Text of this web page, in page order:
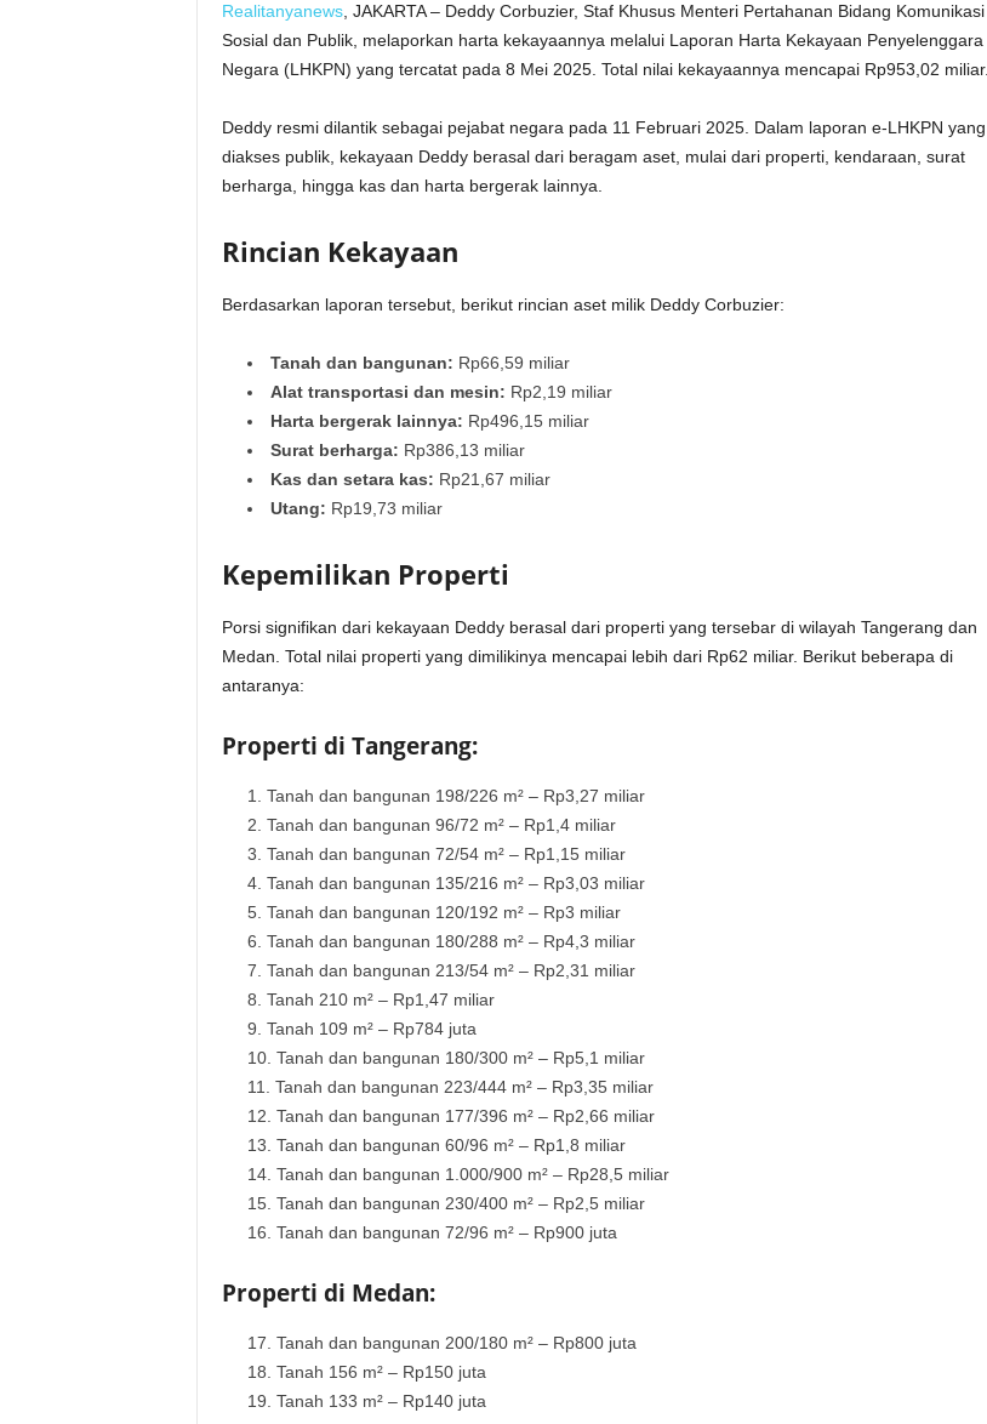
Realitanyanews, JAKARTA – Deddy Corbuzier, Staf Khusus Menteri Pertahanan Bidang Komunikasi
Sosial dan Publik, melaporkan harta kekayaannya melalui Laporan Harta Kekayaan Penyelenggara
Negara (LHKPN) yang tercatat pada 8 Mei 2025. Total nilai kekayaannya mencapai Rp953,02 miliar.
Deddy resmi dilantik sebagai pejabat negara pada 11 Februari 2025. Dalam laporan e-LHKPN yang
diakses publik, kekayaan Deddy berasal dari beragam aset, mulai dari properti, kendaraan, surat
berharga, hingga kas dan harta bergerak lainnya.
Rincian Kekayaan
Berdasarkan laporan tersebut, berikut rincian aset milik Deddy Corbuzier:
Tanah dan bangunan: Rp66,59 miliar
Alat transportasi dan mesin: Rp2,19 miliar
Harta bergerak lainnya: Rp496,15 miliar
Surat berharga: Rp386,13 miliar
Kas dan setara kas: Rp21,67 miliar
Utang: Rp19,73 miliar
Kepemilikan Properti
Porsi signifikan dari kekayaan Deddy berasal dari properti yang tersebar di wilayah Tangerang dan
Medan. Total nilai properti yang dimilikinya mencapai lebih dari Rp62 miliar. Berikut beberapa di
antaranya:
Properti di Tangerang:
Tanah dan bangunan 198/226 m² – Rp3,27 miliar
Tanah dan bangunan 96/72 m² – Rp1,4 miliar
Tanah dan bangunan 72/54 m² – Rp1,15 miliar
Tanah dan bangunan 135/216 m² – Rp3,03 miliar
Tanah dan bangunan 120/192 m² – Rp3 miliar
Tanah dan bangunan 180/288 m² – Rp4,3 miliar
Tanah dan bangunan 213/54 m² – Rp2,31 miliar
Tanah 210 m² – Rp1,47 miliar
Tanah 109 m² – Rp784 juta
Tanah dan bangunan 180/300 m² – Rp5,1 miliar
Tanah dan bangunan 223/444 m² – Rp3,35 miliar
Tanah dan bangunan 177/396 m² – Rp2,66 miliar
Tanah dan bangunan 60/96 m² – Rp1,8 miliar
Tanah dan bangunan 1.000/900 m² – Rp28,5 miliar
Tanah dan bangunan 230/400 m² – Rp2,5 miliar
Tanah dan bangunan 72/96 m² – Rp900 juta
Properti di Medan:
Tanah dan bangunan 200/180 m² – Rp800 juta
Tanah 156 m² – Rp150 juta
Tanah 133 m² – Rp140 juta